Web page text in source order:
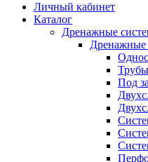
Личный кабинет
Каталог
Дренажные
Дренажные
Под